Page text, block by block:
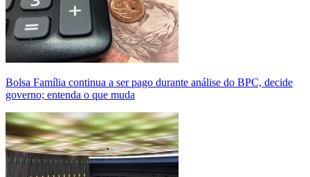
Bolsa Família continua a ser pago durante análise do BPC, decide
governo; entenda o que muda